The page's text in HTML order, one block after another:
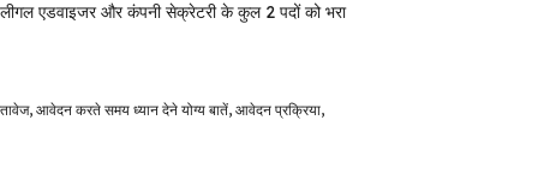
लीगल एडवाइजर और कंपनी सेक्रेटरी के कुल 2 पदों को भरा
,आवेदन करते समय ध्यान देने योग्य बातें,आवेदन प्रक्रिया,